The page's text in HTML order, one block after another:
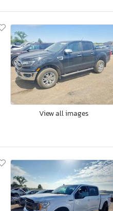
View all images